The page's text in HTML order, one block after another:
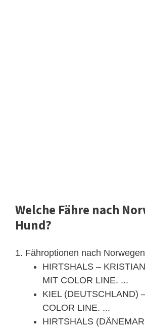
Welche Fähre nach
Hund?
1. Fähroptionen nach
HIRTSHALS –
MIT COLOR LINE. ...
KIEL (DEUTSCHLAND)
COLOR LINE. ...
HIRTSHALS